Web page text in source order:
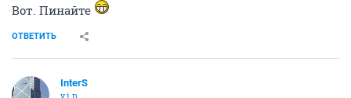
Вот. Пинайте
ОТВЕТИТЬ
InterS
v.i.p.